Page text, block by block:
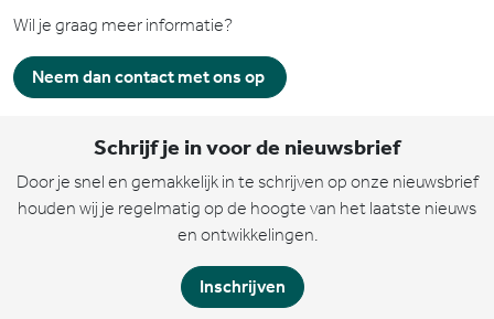
Wil je graag meer informatie?
Neem dan contact met ons op
Schrijf je in voor de nieuwsbrief
Door je snel en gemakkelijk in te schrijven op onze nieuwsbrief
houden wij je regelmatig op de hoogte van het laatste nieuws
en ontwikkelingen.
Inschrijven